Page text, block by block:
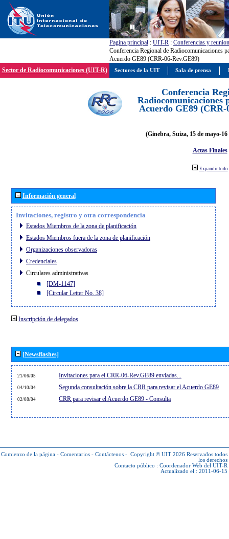
Pagína principal : UIT-R : Conferencias y
Conferencia Regional de Radiocomunicaciones
Acuerdo GE89 (CRR-06-Rev.GE89)
Sector de Radiocomunicaciones (UIT-R)
Conferencia
Radiocomunicaciones
Acuerdo GE89 (CRR-
(Ginebra, Suiza, 15 de mayo-
Actas Finales
Expandir todo
Información general
Invitaciones, registro y otra correspondencia
Estados Miembros de la zona de planificación
Estados Miembros fuera de la zona de planificación
Organizaciones observadoras
Credenciales
Circulares administrativas
[DM-1147]
[Circular Letter No. 38]
Inscripción de delegados
[Newsflashes]
21/06/05 Invitaciones para el CRR-06-Rev.GE89 enviadas...
04/10/04 Segunda consultación sobre la CRR para revisar el Acuerdo GE89
02/08/04 CRR para revisar el Acuerdo GE89 - Consulta
Comienzo de la página - Comentarios - Contáctenos - Copyright © UIT 2026 Reservados todos
los derechos
Contacto público : Coordenador Web del UIT-R
Actualizado el : 2011-06-15
Sectores de la UIT Sala de prensa